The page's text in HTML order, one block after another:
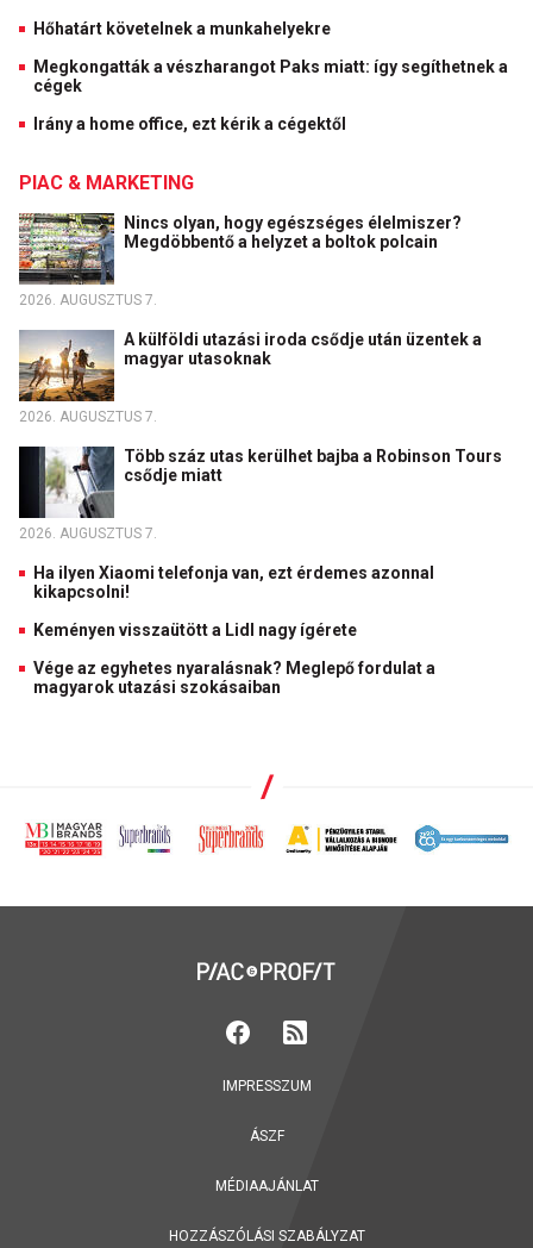
Hőhatárt követelnek a munkahelyekre
Megkongatták a vészharangot Paks miatt: így segíthetnek a
cégek
Irány a home office, ezt kérik a cégektől
PIAC & MARKETING
Nincs olyan, hogy egészséges élelmiszer?
Megdöbbentő a helyzet a boltok polcain
2026. AUGUSZTUS 7.
A külföldi utazási iroda csődje után üzentek a
magyar utasoknak
2026. AUGUSZTUS 7.
Több száz utas kerülhet bajba a Robinson Tours
csődje miatt
2026. AUGUSZTUS 7.
Ha ilyen Xiaomi telefonja van, ezt érdemes azonnal
kikapcsolni!
Keményen visszaütött a Lidl nagy ígérete
Vége az egyhetes nyaralásnak? Meglepő fordulat a
magyarok utazási szokásaiban
IMPRESSZUM
ÁSZF
MÉDIAAJÁNLAT
HOZZÁSZÓLÁSI SZABÁLYZAT